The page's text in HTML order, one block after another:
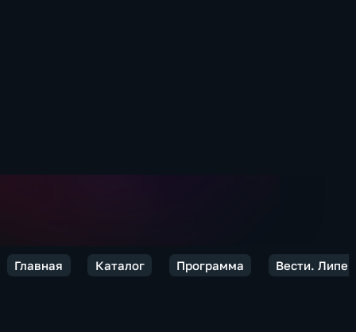
Главная Каталог Программа Вести.